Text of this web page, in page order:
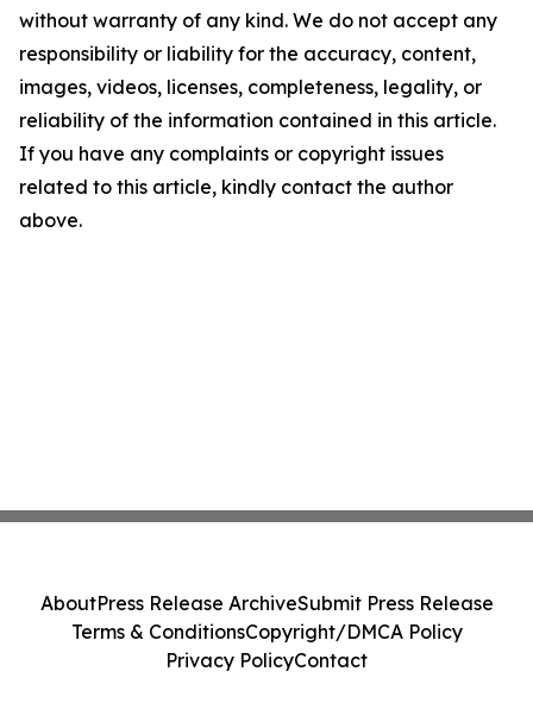
without warranty of any kind. We do not accept any
responsibility or liability for the accuracy, content,
images, videos, licenses, completeness, legality, or
reliability of the information contained in this article.
If you have any complaints or copyright issues
related to this article, kindly contact the author
above.
AboutPress Release ArchiveSubmit Press Release
Terms & ConditionsCopyright/DMCA Policy
Privacy PolicyContact